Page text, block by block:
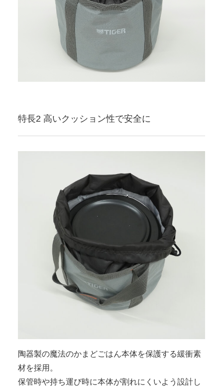
特長2 高いクッション性で安全に
陶器製の魔法のかまどごはん本体を保護する緩衝素
材を採用。
保管時や持ち運び時に本体が割れにくいよう設計し